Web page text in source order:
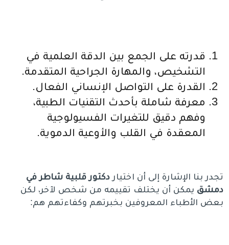
قدرته على الجمع بين الدقة العلمية في
التشخيص، والمهارة الجراحية المتقدمة.
القدرة على التواصل الإنساني الفعال.
معرفة شاملة بأحدث التقنيات الطبية،
وفهم دقيق للتغيرات الفسيولوجية
المعقدة في القلب والأوعية الدموية.
تجدر بنا الإشارة إلى أن اختياردكتور قلبية شاطر في
دمشق يمكن أن يختلف تقييمه من شخص لآخر، لكن
بعض الأطباء المعروفين بخبرتهم وكفاءتهم هم: